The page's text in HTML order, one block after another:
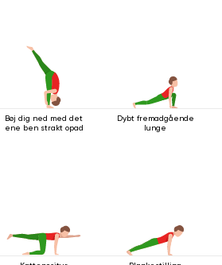
Bøj dig ned med det
ene ben strakt opad
Dybt fremadgående
lunge